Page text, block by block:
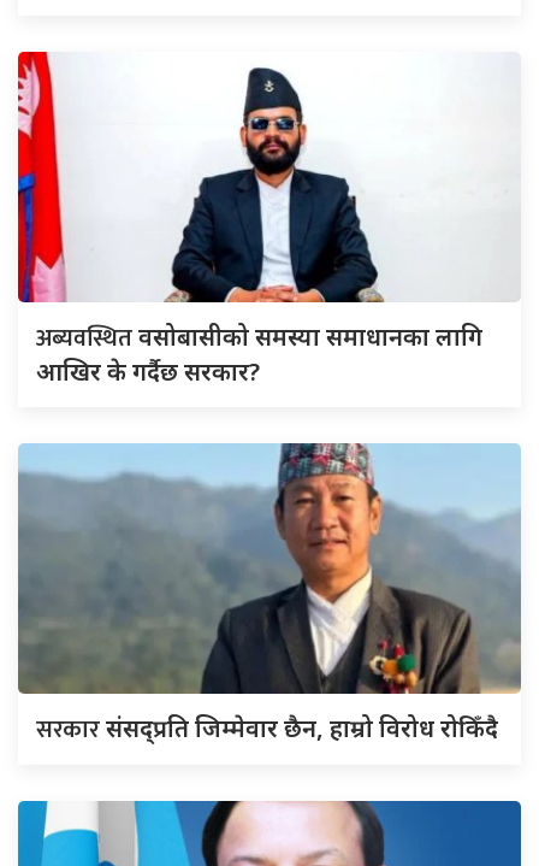
अब्यवस्थितवसोबासीको समस्या समाधानका लागि
आखिर के गर्दैछ सरकार?
सरकारसंसद्‍प्रति जिम्मेवार छैन, हाम्रो विरोध रोकिँदै